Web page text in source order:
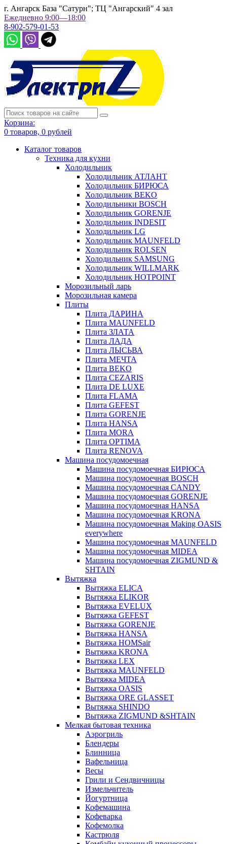
г. Ангарск База "Сатурн"; ТЦ "Ангарский" 4 зал
Ежедневно 9:00—18:00
8-902-579-01-53
Корзина:
0 товаров, 0 рублей
Каталог товаров
Техника для кухни
Холодильник
Холодильник АТЛАНТ
Холодильник БИРЮСА
Холодильник BEKO
Холодильники BOSCH
Холодильник GORENJE
Холодильник INDESIT
Холодильник LG
Холодильник MAUNFELD
Холодильник ROLSEN
Холодильник SAMSUNG
Холодильник WILLMARK
Холодильник HOTPOINT
Морозильный ларь
Морозильная камера
Плиты
Плита ДАРИНА
Плита MAUNFELD
Плита ЗЛАТА
Плита ЛАДА
Плита ЛЫСЬВА
Плита МЕЧТА
Плита BEKO
Плита CEZARIS
Плита DE LUXE
Плита FLAMA
Плита GEFEST
Плита GORENJE
Плита HANSA
Плита MORA
Плита OPTIMA
Плита RENOVA
Машина посудомоечная
Машина посудомоечная БИРЮСА
Машина посудомоечная BOSCH
Машина посудомоечная CANDY
Машина посудомоечная GORENJE
Машина посудомоечная HANSA
Машина посудомоечная KRONA
Машина посудомоечная Making OASIS
everywhere
Машина посудомоечная MAUNFELD
Машина посудомоечная MIDEA
Машина посудомоечная ZIGMUND &
SHTAIN
Вытяжка
Вытяжка ELICA
Вытяжка ELIKOR
Вытяжка EVELUX
Вытяжка GEFEST
Вытяжка GORENJE
Вытяжка HANSA
Вытяжка HOMSair
Вытяжка KRONA
Вытяжка LEX
Вытяжка MAUNFELD
Вытяжка MIDEA
Вытяжка OASIS
Вытяжка ORE GLASSET
Вытяжка SHINDO
Вытяжка ZIGMUND &SHTAIN
Мелкая бытовая техника
Аэрогриль
Блендеры
Блинница
Вафельница
Весы
Грили и Сендвичницы
Измельчитель
Йогуртница
Кофемашина
Кофеварка
Кофемолка
Кастрюля